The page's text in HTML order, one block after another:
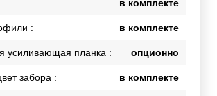
в комплекте
: в комплекте
усиливающая планка : опционно
забора : в комплекте